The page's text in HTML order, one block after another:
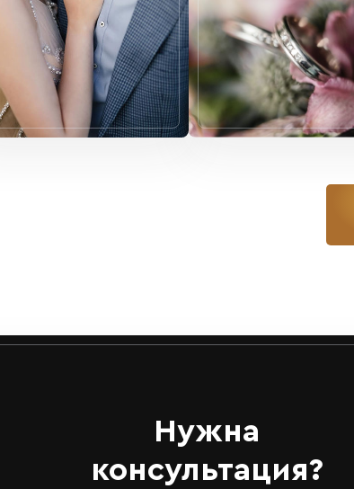
Нужна
консультация?